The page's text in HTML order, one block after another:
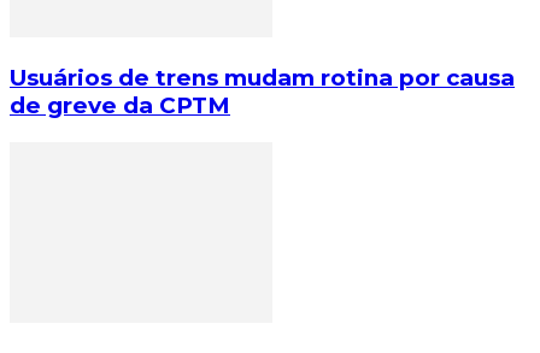
Usuários de trens mudam rotina por causa
de greve da CPTM